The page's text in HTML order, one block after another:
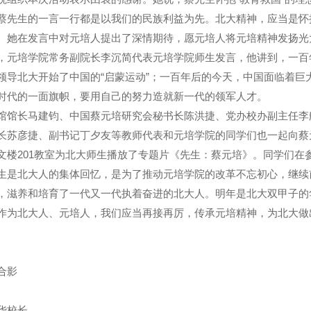
先生的一言一行都是以我们的民族利益为先。北大精神，应当是
她在发言中对元培人提出了深情期待，愿元培人将元培精神发扬
元培学院常务副院长李沉简代表元培学院师生发言，他讲到，一
导北大开始了中国的“启蒙运动”；一百年后的今天，中国面临着
代的一面旗帜，要用自己的努力造就新一代的领军人才。
馆长马建钧、中国蔡元培研究会秘书长陈洪捷、党办校办副主任
苏彦捷、副书记丁夕友等教师代表和元培学院的同学们也一起向
楼201教室为北大师生播放了专题片《先生：蔡元培》。同学们在
是北大人的集体回忆，是为了推动元培学院的改革不忘初心，继
滋养和培育了一代又一代执着奋进的北大人。明年是北大双甲子
为北大人、元培人，我们应当再接再厉，传承元培精神，为北大
影